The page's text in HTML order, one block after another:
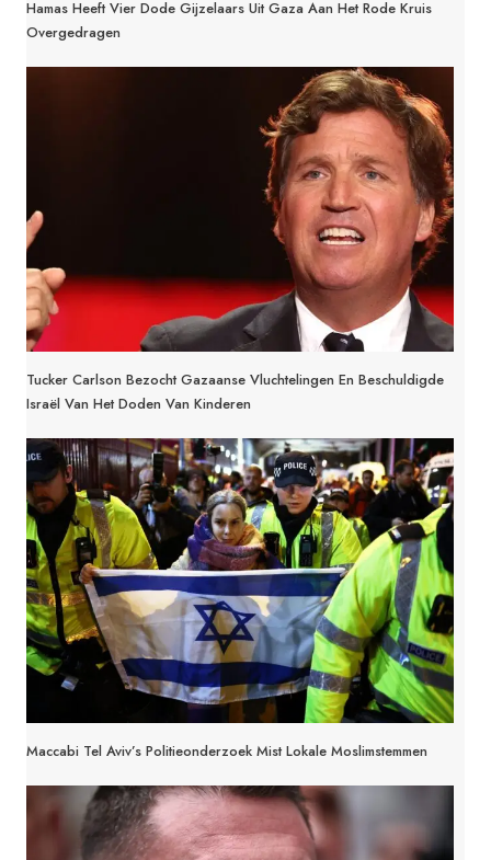
Hamas Heeft Vier Dode Gijzelaars Uit Gaza Aan Het Rode Kruis
Overgedragen
Tucker Carlson Bezocht Gazaanse Vluchtelingen En Beschuldigde
Israël Van Het Doden Van Kinderen
Maccabi Tel Aviv’s Politieonderzoek Mist Lokale Moslimstemmen